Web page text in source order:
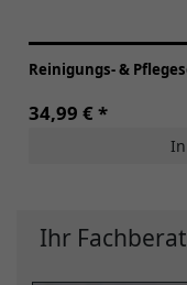
Reinigungs- &
34,99 € *
Ihr